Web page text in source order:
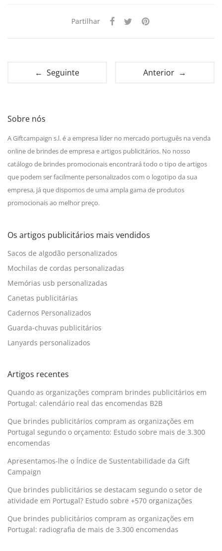
Partilhar
← Seguinte Anterior →
Sobre nós
A Giftcampaign s.l. é a empresa líder no mercado português na venda
online de brindes de empresa e artigos publicitários. No nosso
catálogo de brindes promocionais encontrará todo o tipo de artigos
que podem ser facilmente personalizados com o logotipo da sua
empresa, já que dispomos de uma ampla gama de produtos
promocionais ao melhor preço.
Os artigos publicitários mais vendidos
Sacos de algodão personalizados
Mochilas de cordas personalizadas
Memórias usb personalizadas
Canetas publicitárias
Cadernos Personalizados
Guarda-chuvas publicitários
Lanyards personalizados
Artigos recentes
Quando as organizações compram brindes publicitários em
Portugal: calendário real das encomendas B2B
Que brindes publicitários compram as organizações em
Portugal segundo o orçamento: Estudo sobre mais de 3.300
encomendas
Apresentamos-lhe o Índice de Sustentabilidade da Gift
Campaign
Que brindes publicitários se destacam segundo o setor de
atividade em Portugal? Estudo sobre +570 organizações
Que brindes publicitários compram as organizações em
Portugal: radiografia de mais de 3.300 encomendas